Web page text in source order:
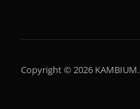
Copyright © 2026 KAMBIUM.